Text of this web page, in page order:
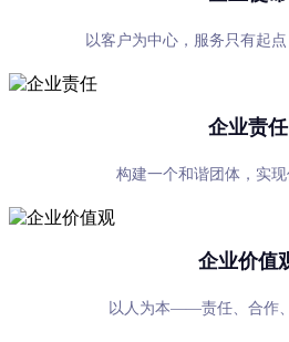
以客户为中心，服务只有起点
企业责任
构建一个和谐团体，实现
企业价值
以人为本——责任、合作